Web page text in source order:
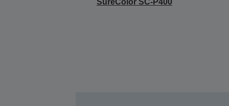
SureColor SC-P400